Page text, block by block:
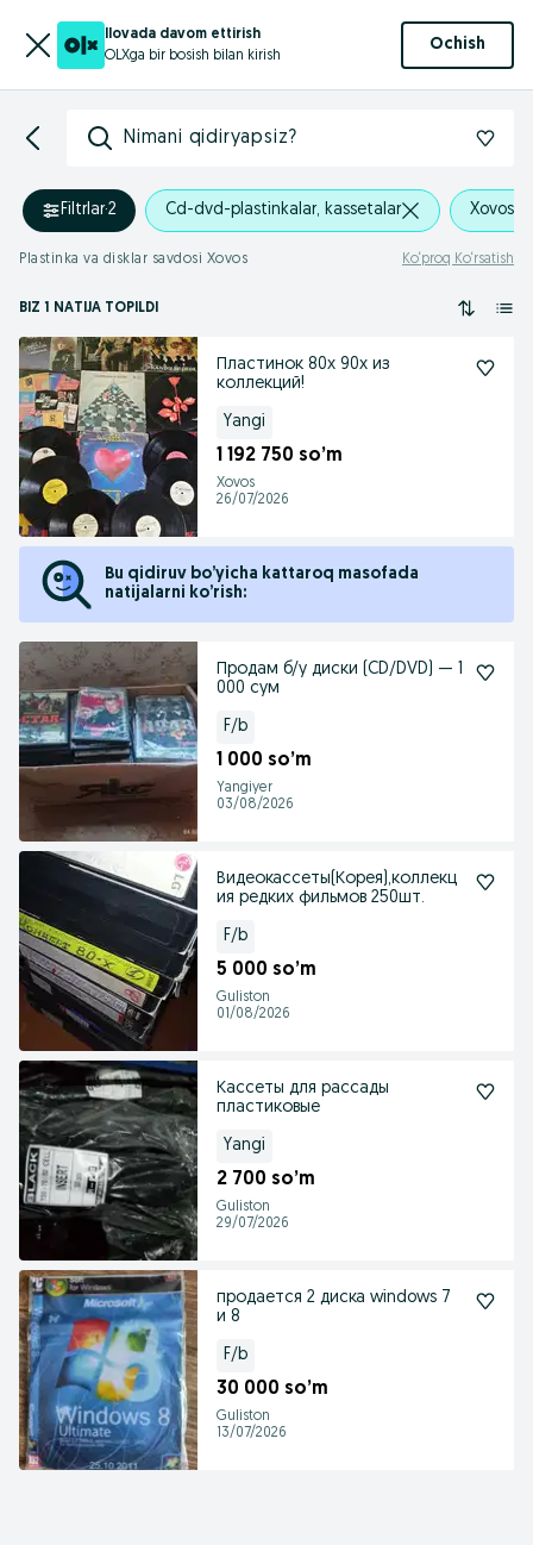
Ilovada davom ettirish
OLXga bir bosish bilan kirish
Ochish
Nimani qidiryapsiz?
Filtrlar·2 Cd-dvd-plastinkalar, kassetalar Xovos
Plastinka va disklar savdosi Xovos Ko‘proq Ko‘rsatish
BIZ 1 NATIJA TOPILDI
Пластинок 80х 90х из
коллекций!
Yangi
1 192 750 so’m
Xovos
26/07/2026
Bu qidiruv bo’yicha kattaroq masofada
natijalarni ko’rish:
Продам б/у диски (CD/DVD) — 1
000 сум
F/b
1 000 so’m
Yangiyer
03/08/2026
Видеокассеты(Корея),коллекц
ия редких фильмов 250шт.
F/b
5 000 so’m
Guliston
01/08/2026
Кассеты для рассады
пластиковые
Yangi
2 700 so’m
Guliston
29/07/2026
продается 2 диска windows 7
и 8
F/b
30 000 so’m
Guliston
13/07/2026